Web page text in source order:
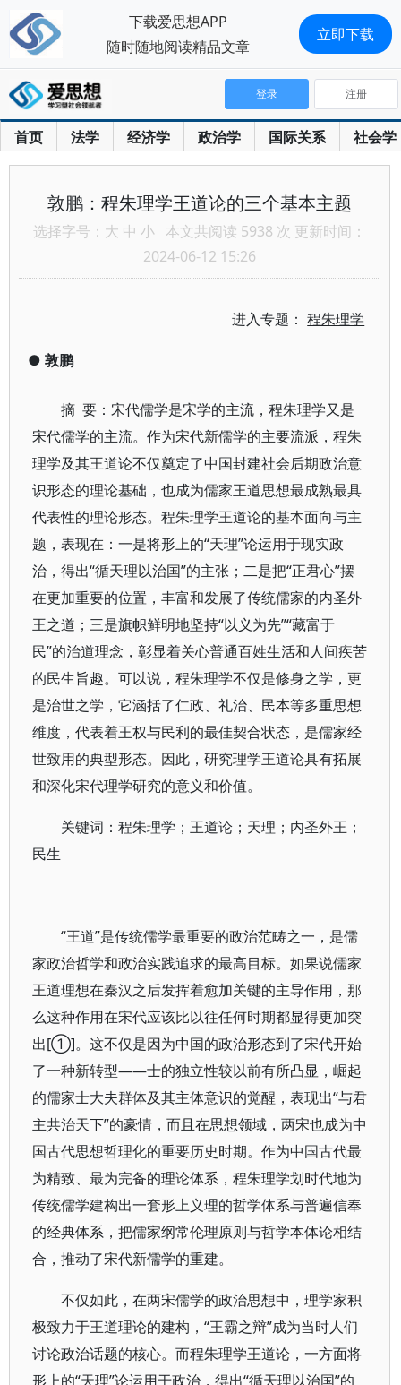
首页 法学 经济学 政治学 国际关系 社会学
登录 注册
敦鹏：程朱理学王道论的三个基本主题
选择字号： 大 中 小 本文共阅读 5938 次 更新时间：
2024-06-12 15:26
进入专题：程朱理学
● 敦鹏
摘 要：宋代儒学是宋学的主流，程朱理学又是
宋代儒学的主流。作为宋代新儒学的主要流派，程朱
理学及其王道论不仅奠定了中国封建社会后期政治意
识形态的理论基础，也成为儒家王道思想最成熟最具
代表性的理论形态。程朱理学王道论的基本面向与主
题，表现在：一是将形上的“天理”论运用于现实政
治，得出“循天理以治国”的主张；二是把“正君心”摆
在更加重要的位置，丰富和发展了传统儒家的内圣外
王之道；三是旗帜鲜明地坚持“以义为先”“藏富于
民”的治道理念，彰显着关心普通百姓生活和人间疾苦
的民生旨趣。可以说，程朱理学不仅是修身之学，更
是治世之学，它涵括了仁政、礼治、民本等多重思想
维度，代表着王权与民利的最佳契合状态，是儒家经
世致用的典型形态。因此，研究理学王道论具有拓展
和深化宋代理学研究的意义和价值。
关键词：程朱理学；王道论；天理；内圣外王；
民生
“王道”是传统儒学最重要的政治范畴之一，是儒
家政治哲学和政治实践追求的最高目标。如果说儒家
王道理想在秦汉之后发挥着愈加关键的主导作用，那
么这种作用在宋代应该比以往任何时期都显得更加突
出[①]。这不仅是因为中国的政治形态到了宋代开始
了一种新转型——士的独立性较以前有所凸显，崛起
的儒家士大夫群体及其主体意识的觉醒，表现出“与君
主共治天下”的豪情，而且在思想领域，两宋也成为中
国古代思想哲理化的重要历史时期。作为中国古代最
为精致、最为完备的理论体系，程朱理学划时代地为
传统儒学建构出一套形上义理的哲学体系与普遍信奉
的经典体系，把儒家纲常伦理原则与哲学本体论相结
合，推动了宋代新儒学的重建。
不仅如此，在两宋儒学的政治思想中，理学家积
极致力于王道理论的建构，“王霸之辩”成为当时人们
讨论政治话题的核心。而程朱理学王道论，一方面将
形上的“天理”论运用于政治，得出“循天理以治国”的
下载爱思想APP
随时随地阅读精品文章
立即下载